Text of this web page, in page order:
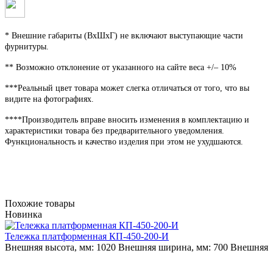
* Внешние габариты (ВхШхГ) не включают выступающие части
фурнитуры.
** Возможно отклонение от указанного на сайте веса +/– 10%
***Реальный цвет товара может слегка отличаться от того, что вы
видите на фотографиях.
****Производитель вправе вносить изменения в комплектацию и
характеристики товара без предварительного уведомления.
Функциональность и качество изделия при этом не ухудшаются.
Похожие товары
Новинка
Тележка платформенная КП-450-200-И
Внешняя высота, мм: 1020 Внешняя ширина, мм: 700 Внешняя